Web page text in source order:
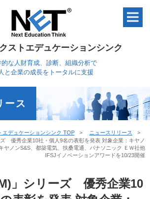
ストエデュケーションシンク
的な人財育成、診断、組織分析で
と企業の成長をトータルに支援
ース
エデュケーションシンク TOP
ニュースリリース
ズ 優秀企業10社・個人9名の表彰を発表 対象企業：キヤノ
ヤノンS&S、都築電気、扶桑電通、パナソニック ＥＷ社他
IFSJイノベーションアワードを10/23開催
」シリーズ 優秀企業10